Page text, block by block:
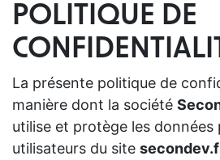
POLITIQUE DE
La présente politique de
manière dont la société
utilise et protège les données
utilisateurs du site